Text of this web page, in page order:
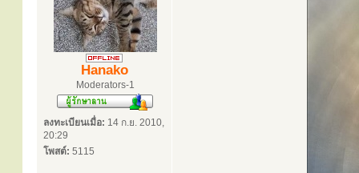
Hanako
Moderators-1
ลงทะเบียนเมื่อ: 14 ก.ย. 2010,
20:29
โพสต์: 5115